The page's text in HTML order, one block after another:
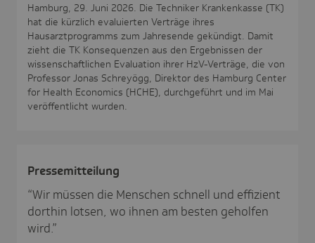
Hamburg, 29. Juni 2026. Die Techniker Krankenkasse (TK)
hat die kürzlich evaluierten Verträge ihres
Hausarztprogramms zum Jahresende gekündigt. Damit
zieht die TK Konsequenzen aus den Ergebnissen der
wissenschaftlichen Evaluation ihrer HzV-Verträge, die von
Professor Jonas Schreyögg, Direktor des Hamburg Center
for Health Economics (HCHE), durchgeführt und im Mai
veröffentlicht wurden.
Pres­se­mit­tei­lung
“Wir müssen die Menschen schnell und effizient
dorthin lotsen, wo ihnen am besten geholfen
wird.”